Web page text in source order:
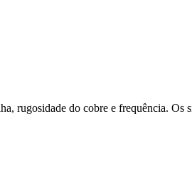
rugosidade do cobre e frequência. Os